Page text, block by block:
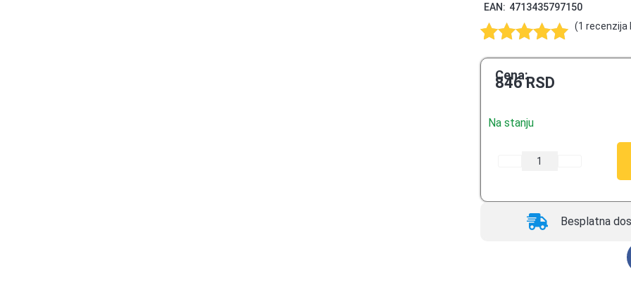
EAN: 4713435797150
Ocenjeno
5.00od 5
na osnovu
1
(1 recenzija
Cena:
846RSD
Na stanju
Besplatna